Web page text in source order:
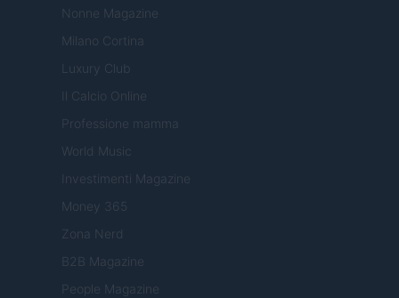
Nonne Magazine
Milano Cortina
Luxury Club
Il Calcio Online
Professione mamma
World Music
Investimenti Magazine
Money 365
Zona Nerd
B2B Magazine
People Magazine